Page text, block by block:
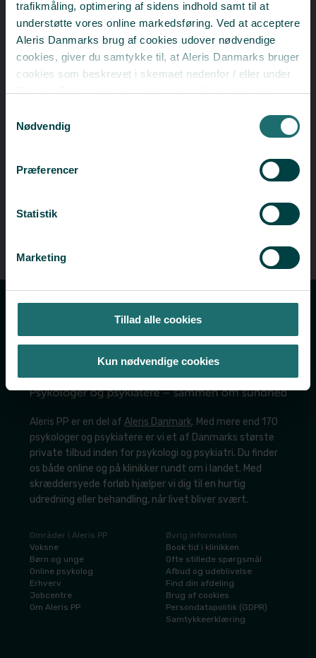
trafikmåling, optimering af sidens indhold samt til at
understøtte vores online markedsføring. Ved at acceptere
Aleris Danmarks brug af cookies udover nødvendige
cookies, giver du samtykke til, at Aleris Danmarks bruger
cookies som beskrevet i skemaet nedenfor / eller under
Detaljer. Du kan til enhver tid ændre eller trække dit
om vores brug af cookies.
Deaktiverer du cookies, kan du opleve, at visse sider,
Nødvendig
Præferencer
Statistik
Marketing
Tillad alle cookies
Kun nødvendige cookies
Aleris PP er en del afAleris Danmark. Med mere end 170
psykologer og psykiatere er vi et af Danmarks største
private tilbud inden for psykologi og psykiatri. Du finder
os både online og på klinikker rundt om i landet. Med
skræddersyede forløb hjælper vi dig til en hurtig
udredning eller behandling, når livet bliver svært.
Områder i Aleris PP
​Voksne
​Børn og unge
​Online psykolog
​Erhverv
​Jobcentre
​Om Aleris PP
Øvrig information
​Book tid i klinikken
​Ofte stillede spørgsmål
Afbud og udeblivelse
​Find din afdeling
​Brug af cookies
​Persondatapolitik (GDPR)
​Samtykkeerklæring